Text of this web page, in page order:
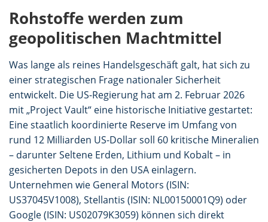
Rohstoffe werden zum
geopolitischen Machtmittel
Was lange als reines Handelsgeschäft galt, hat sich zu
einer strategischen Frage nationaler Sicherheit
entwickelt. Die US-Regierung hat am 2. Februar 2026
mit „Project Vault“ eine historische Initiative gestartet:
Eine staatlich koordinierte Reserve im Umfang von
rund 12 Milliarden US-Dollar soll 60 kritische Mineralien
– darunter Seltene Erden, Lithium und Kobalt – in
gesicherten Depots in den USA einlagern.
Unternehmen wie General Motors (ISIN:
US37045V1008), Stellantis (ISIN: NL00150001Q9) oder
Google (ISIN: US02079K3059) können sich direkt